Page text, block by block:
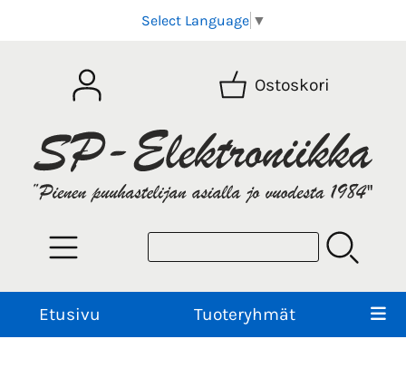
Select Language ▼
Ostoskori
Etusivu Tuoteryhmät